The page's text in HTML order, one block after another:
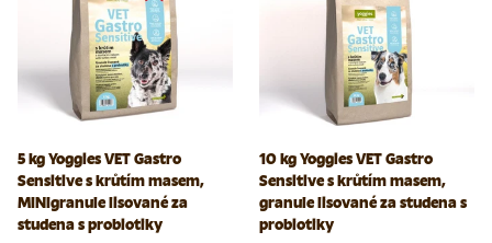
5 kg Yoggies VET Gastro
Sensitive s krůtím masem,
MINIgranule lisované za
studena s probiotiky
10 kg Yoggies VET Gastro
Sensitive s krůtím masem,
granule lisované za studena s
probiotiky